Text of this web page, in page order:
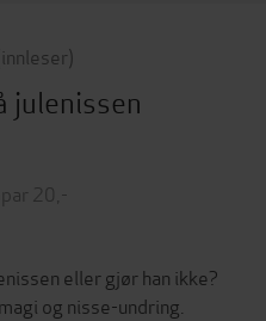
julenissen
20,-
eller gjør han ikke?
og nisse-undring.